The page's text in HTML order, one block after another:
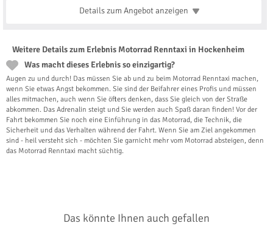
Details zum Angebotanzeigen
Weitere Details zum Erlebnis Motorrad Renntaxi in Hockenheim
Was macht dieses Erlebnis so einzigartig?
Augen zu und durch! Das müssen Sie ab und zu beim Motorrad Renntaxi machen,
wenn Sie etwas Angst bekommen. Sie sind der Beifahrer eines Profis und müssen
alles mitmachen, auch wenn Sie öfters denken, dass Sie gleich von der Straße
abkommen. Das Adrenalin steigt und Sie werden auch Spaß daran finden! Vor der
Fahrt bekommen Sie noch eine Einführung in das Motorrad, die Technik, die
Sicherheit und das Verhalten während der Fahrt. Wenn Sie am Ziel angekommen
sind - heil versteht sich - möchten Sie garnicht mehr vom Motorrad absteigen, denn
das Motorrad Renntaxi macht süchtig.
Das könnte Ihnen auch gefallen